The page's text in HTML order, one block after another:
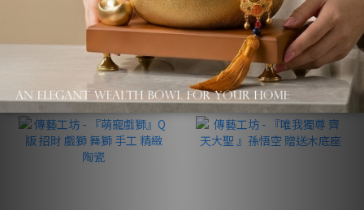
NT$880
NT$580 ~ NT$1,160
NT$1,360